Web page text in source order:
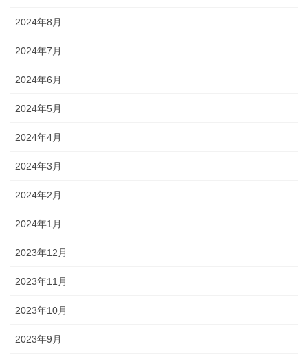
2024年8月
2024年7月
2024年6月
2024年5月
2024年4月
2024年3月
2024年2月
2024年1月
2023年12月
2023年11月
2023年10月
2023年9月